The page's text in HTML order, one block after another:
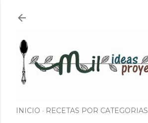
INICIO RECETAS POR CATEGORIAS